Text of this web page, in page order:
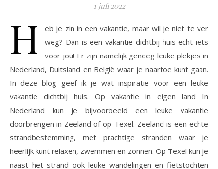
1 juli 2022
H
eb je zin in een vakantie, maar wil je niet te ver
weg? Dan is een vakantie dichtbij huis echt iets
voor jou! Er zijn namelijk genoeg leuke plekjes in
Nederland, Duitsland en België waar je naartoe kunt gaan.
In deze blog geef ik je wat inspiratie voor een leuke
vakantie dichtbij huis. Op vakantie in eigen land In
Nederland kun je bijvoorbeeld een leuke vakantie
doorbrengen in Zeeland of op Texel. Zeeland is een echte
strandbestemming, met prachtige stranden waar je
heerlijk kunt relaxen, zwemmen en zonnen. Op Texel kun je
naast het strand ook leuke wandelingen en fietstochten